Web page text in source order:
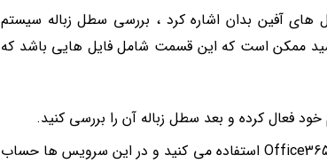
های آفین بدان اشاره کرد ، بررسی سطل زباله سیستم
ممکن است که این قسمت شامل فایل هایی باشد که
همچنین اگر از سرویس های آنلاینی نظیر OneDrive یا Office365 استفاده می کنید و در این سرویس ها حساب